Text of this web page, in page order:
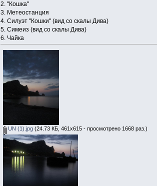
2. "Кошка"
3. Метеостанция
4. Силуэт "Кошки" (вид со скалы Дива)
5. Симеиз (вид со скалы Дива)
6. Чайка
UN (1).jpg (24.73 КБ, 461x615 - просмотрено 1668 раз.)